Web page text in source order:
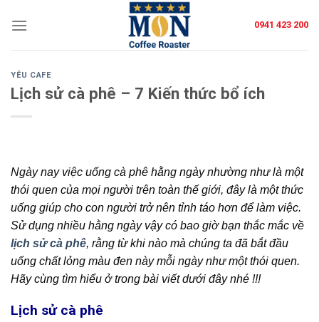
0941 423 200
YÊU CAFE
Lịch sử cà phê – 7 Kiến thức bổ ích
Ngày nay việc uống cà phê hằng ngày nhường như là một
thói quen của mọi người trên toàn thế giới, đây là một thức
uống giúp cho con người trở nên tỉnh táo hơn để làm việc.
Sử dụng nhiều hằng ngày vậy có bao giờ bạn thắc mắc về
lịch sử cà phê, rằng từ khi nào mà chúng ta đã bắt đầu
uống chất lỏng màu đen này mỗi ngày như một thói quen.
Hãy cùng tìm hiểu ở trong bài viết dưới đây nhé !!!
Lịch sử cà phê